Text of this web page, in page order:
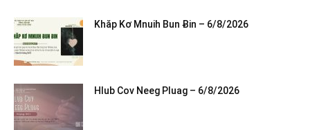
Khăp Kơ Mnuih Bun Ƀin – 6/8/2026
Hlub Cov Neeg Pluag – 6/8/2026